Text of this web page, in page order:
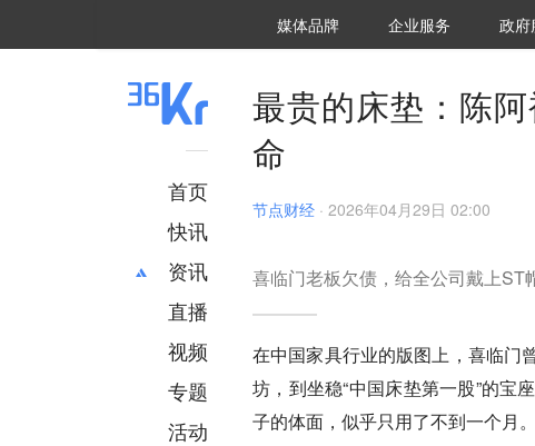
媒体品牌 36Kr研究院
企业服务 城市
政府
首页
快讯
资讯
推荐
财经
项目推荐
安徽
直播
视频
专题
活动
最贵的床垫：陈
命
节点财经 · 2026年04月29日 02:00
喜临门老板欠债，给全公司戴上ST
在中国家具行业的版图上，喜临门
坊，到坐稳“中国床垫第一股”的宝
子的体面，似乎只用了不到一个月。